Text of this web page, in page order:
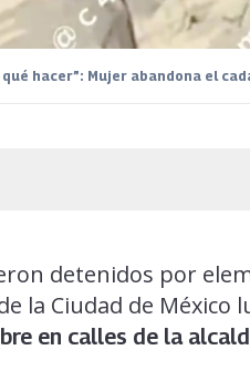
hacer”: Mujer abandona el
detenidos por
la Ciudad de México
en calles de la